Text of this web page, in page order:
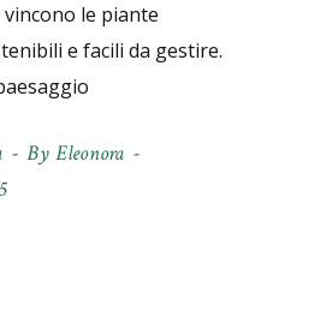
le piante
e facili da gestire.
By Eleonora